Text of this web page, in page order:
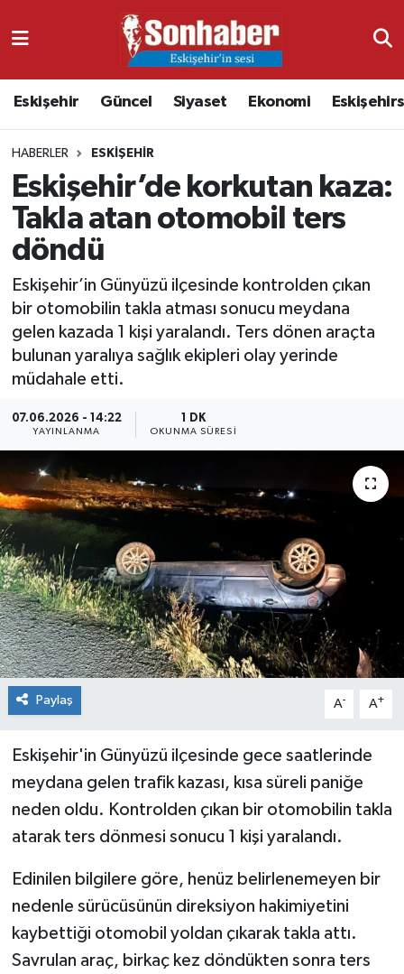
Eskişehir Güncel Siyaset Ekonomi
HABERLER ESKIŞEHIR
Eskişehir’de korkutan kaza:
Takla atan otomobil ters
döndü
Eskişehir’in Günyüzü ilçesinde kontrolden çıkan
bir otomobilin takla atması sonucu meydana
gelen kazada 1 kişi yaralandı. Ters dönen araçta
bulunan yaralıya sağlık ekipleri olay yerinde
müdahale etti.
07.06.2026 - 14:22
YAYINLANMA
1 DK
OKUNMA SÜRESI
Paylaş A- A+
Eskişehir'in Günyüzü ilçesinde gece saatlerinde
meydana gelen trafik kazası, kısa süreli paniğe
neden oldu. Kontrolden çıkan bir otomobilin takla
atarak ters dönmesi sonucu 1 kişi yaralandı.
Edinilen bilgilere göre, henüz belirlenemeyen bir
nedenle sürücüsünün direksiyon hakimiyetini
kaybettiği otomobil yoldan çıkarak takla attı.
Savrulan araç, birkaç kez döndükten sonra ters
Ekonomi
Güncel
Kültür & Sanat
Magazin
Resmi İlanlar
Siyaset
Spor
Nöbetçi Eczaneler
Namaz Vakitleri
Trafik Durumu
Süper Lig Puan Durumu ve Fikstür
Tüm Manşetler
Son Dakika Haberleri